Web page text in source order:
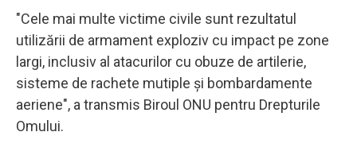
"Cele mai multe victime civile sunt rezultatul
utilizării de armament exploziv cu impact pe zone
largi, inclusiv al atacurilor cu obuze de artilerie,
sisteme de rachete mutiple şi bombardamente
aeriene", a transmis Biroul ONU pentru Drepturile
Omului.